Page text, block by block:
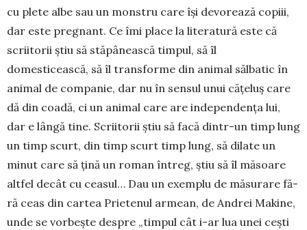
cu plete albe sau un monstru care își devo­rează copiii,
dar este pregnant. Ce îmi place la lite­ratură este că
scriitorii știu să stăpânească timpul, să îl
domesticească, să îl transforme din animal sălbatic în
animal de companie, dar nu în sensul unui cățeluș care
dă din coadă, ci un animal care are in­­depen­dența lui,
dar e lângă tine. Scri­i­torii știu să facă dintr-un timp lung
un timp scurt, din timp scurt timp lung, să dilate un
minut care să țină un roman întreg, știu să îl măsoare
altfel decât cu ceasul… Dau un exemplu de măsurare fă­­
ră ceas din cartea Prietenul armean, de Andrei Makine,
unde se vorbește despre „tim­pul cât i-ar lua unei cești